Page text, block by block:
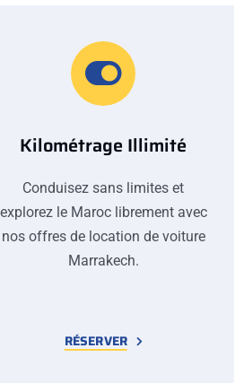
Kilométrage Illimité
Conduisez sans limites et
explorez le Maroc librement avec
nos offres de location de voiture
Marrakech.
RÉSERVER